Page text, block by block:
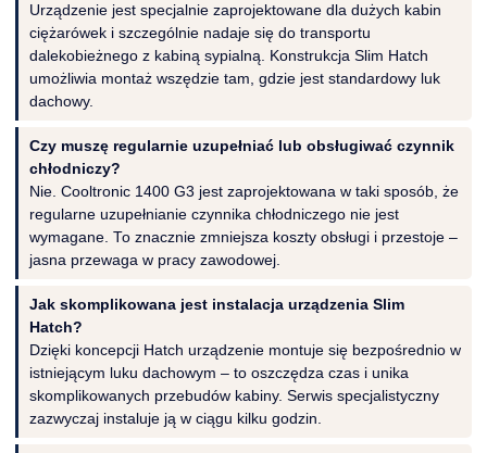
Urządzenie jest specjalnie zaprojektowane dla dużych kabin
ciężarówek i szczególnie nadaje się do transportu
dalekobieżnego z kabiną sypialną. Konstrukcja Slim Hatch
umożliwia montaż wszędzie tam, gdzie jest standardowy luk
dachowy.
Czy muszę regularnie uzupełniać lub obsługiwać czynnik
chłodniczy?
Nie. Cooltronic 1400 G3 jest zaprojektowana w taki sposób, że
regularne uzupełnianie czynnika chłodniczego nie jest
wymagane. To znacznie zmniejsza koszty obsługi i przestoje –
jasna przewaga w pracy zawodowej.
Jak skomplikowana jest instalacja urządzenia Slim
Hatch?
Dzięki koncepcji Hatch urządzenie montuje się bezpośrednio w
istniejącym luku dachowym – to oszczędza czas i unika
skomplikowanych przebudów kabiny. Serwis specjalistyczny
zazwyczaj instaluje ją w ciągu kilku godzin.